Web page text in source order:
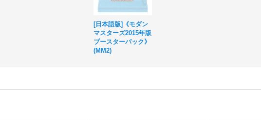
[日本語版]《モダン
マスターズ2015年版
ブースターパック》
(MM2)